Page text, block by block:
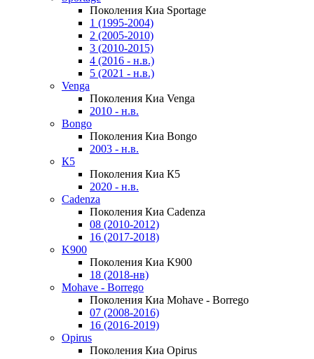
Поколения Киа Sportage
1 (1995-2004)
2 (2005-2010)
3 (2010-2015)
4 (2016 - н.в.)
5 (2021 - н.в.)
Venga
Поколения Киа Venga
2010 - н.в.
Bongo
Поколения Киа Bongo
2003 - н.в.
К5
Поколения Киа К5
2020 - н.в.
Cadenza
Поколения Киа Cadenza
08 (2010-2012)
16 (2017-2018)
K900
Поколения Киа K900
18 (2018-нв)
Mohave - Borrego
Поколения Киа Mohave - Borrego
07 (2008-2016)
16 (2016-2019)
Opirus
Поколения Киа Opirus